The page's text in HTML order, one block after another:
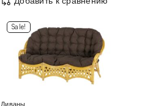
Sale!
Диваны